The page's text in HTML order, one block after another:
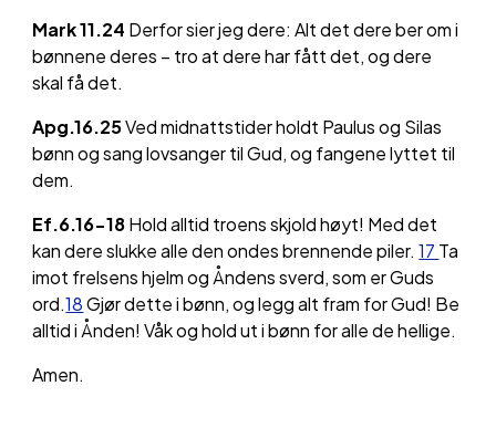
Mark 11.24 Derfor sier jeg dere: Alt det dere ber om i
bønnene deres – tro at dere har fått det, og dere
skal få det.
Apg.16.25Ved midnattstider holdt Paulus og Silas
bønn og sang lovsanger til Gud, og fangene lyttet til
dem.
Ef.6.16-18Hold alltid troens skjold høyt! Med det
kan dere slukke alle den ondes brennende piler.17 Ta
imot frelsens hjelm og Åndens sverd, som er Guds
ord.18Gjør dette i bønn, og legg alt fram for Gud! Be
alltid i Ånden! Våk og hold ut i bønn for alle de hellige.
Amen.